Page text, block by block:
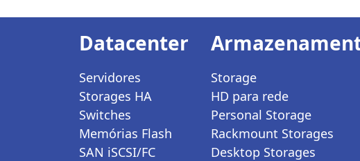
Datacenter
Servidores
Storages HA
Switches
Memórias Flash
SAN iSCSI/FC
Storage
HD para rede
Personal Storage
Rackmount Storages
Desktop Storages